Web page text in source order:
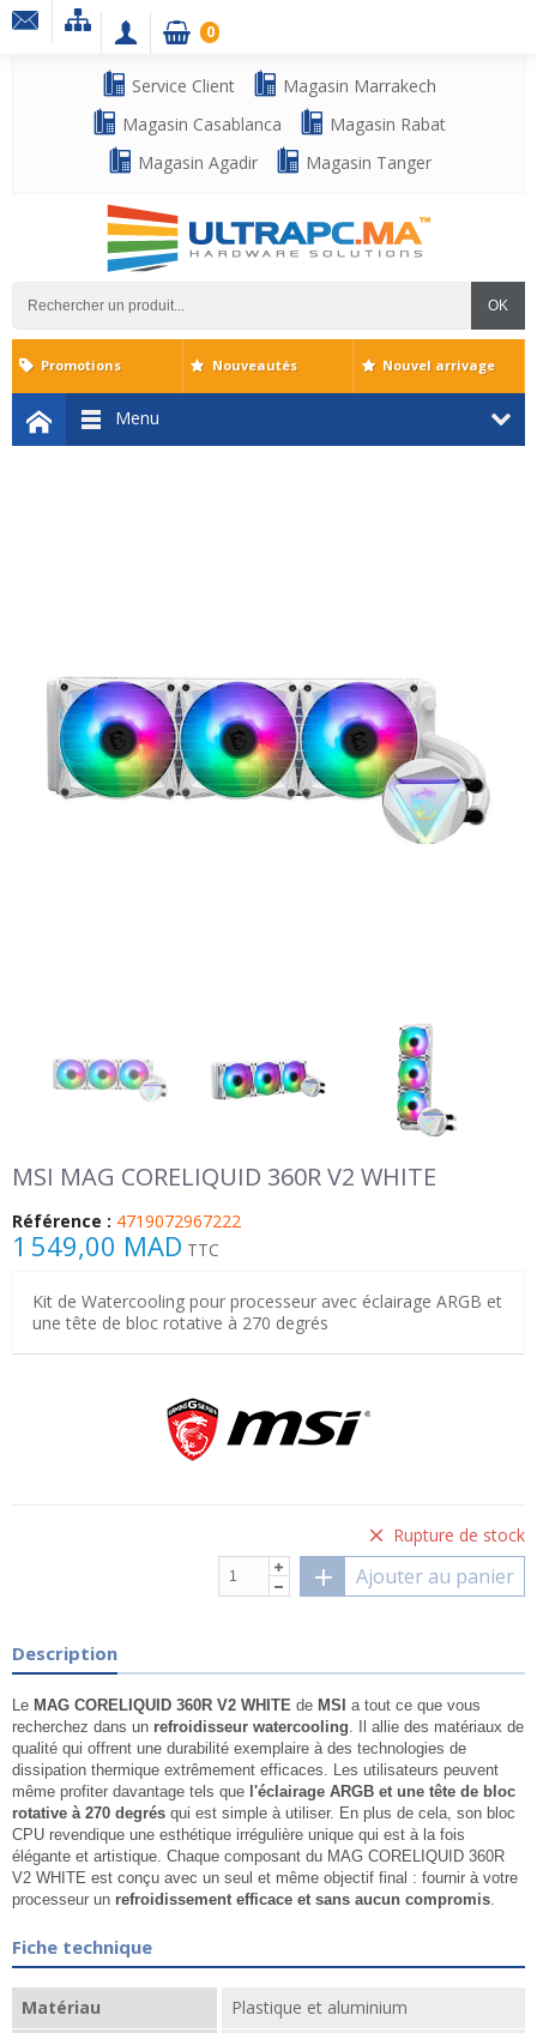
Service Client
Magasin Marrakech
Magasin Casablanca
Magasin Rabat
Magasin Agadir
Magasin Tanger
OK
0
Menu
Promotions Nouveautés Nouvel arrivage
MSI MAG CORELIQUID 360R V2 WHITE
Référence : 4719072967222
1 549,00 MAD TTC
Kit de Watercooling pour processeur avec éclairage ARGB et
une tête de bloc rotative à 270 degrés
Rupture de stock
Ajouter au panier
Description
Le MAG CORELIQUID 360R V2 WHITE de MSI a tout ce que vous
recherchez dans un refroidisseur watercooling. Il allie des matériaux de
qualité qui offrent une durabilité exemplaire à des technologies de
dissipation thermique extrêmement efficaces. Les utilisateurs peuvent
même profiter davantage tels que l'éclairage ARGB et une tête de bloc
rotative à 270 degrés qui est simple à utiliser. En plus de cela, son bloc
CPU revendique une esthétique irrégulière unique qui est à la fois
élégante et artistique. Chaque composant du MAG CORELIQUID 360R
V2 WHITE est conçu avec un seul et même objectif final : fournir à votre
processeur un refroidissement efficace et sans aucun compromis.
Fiche technique
Matériau
Plastique et aluminium